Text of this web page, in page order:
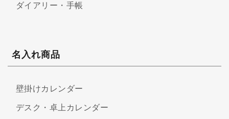
ダイアリー・手帳
名入れ商品
壁掛けカレンダー
デスク・卓上カレンダー